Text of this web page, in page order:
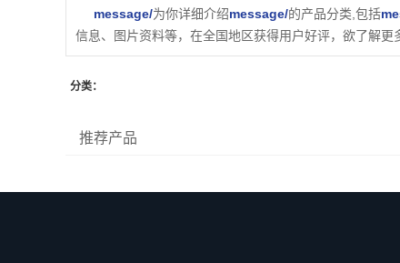
message/为你详细介绍message/的产品分类,包括
信息、图片资料等，在全国地区获得用户好评，欲了解更
分类：
推荐产品